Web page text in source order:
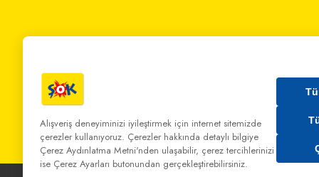
Bizi Arayın:0 850 808 00 00Bize Yazın:
Alışveriş deneyiminizi iyileştirmek için internet sitemizde
çerezler kullanıyoruz. Çerezler hakkında detaylı bilgiye
Çerez Aydınlatma Metni'nden ulaşabilir, çerez tercihlerinizi
ise Çerez Ayarları butonundan gerçekleştirebilirsiniz.